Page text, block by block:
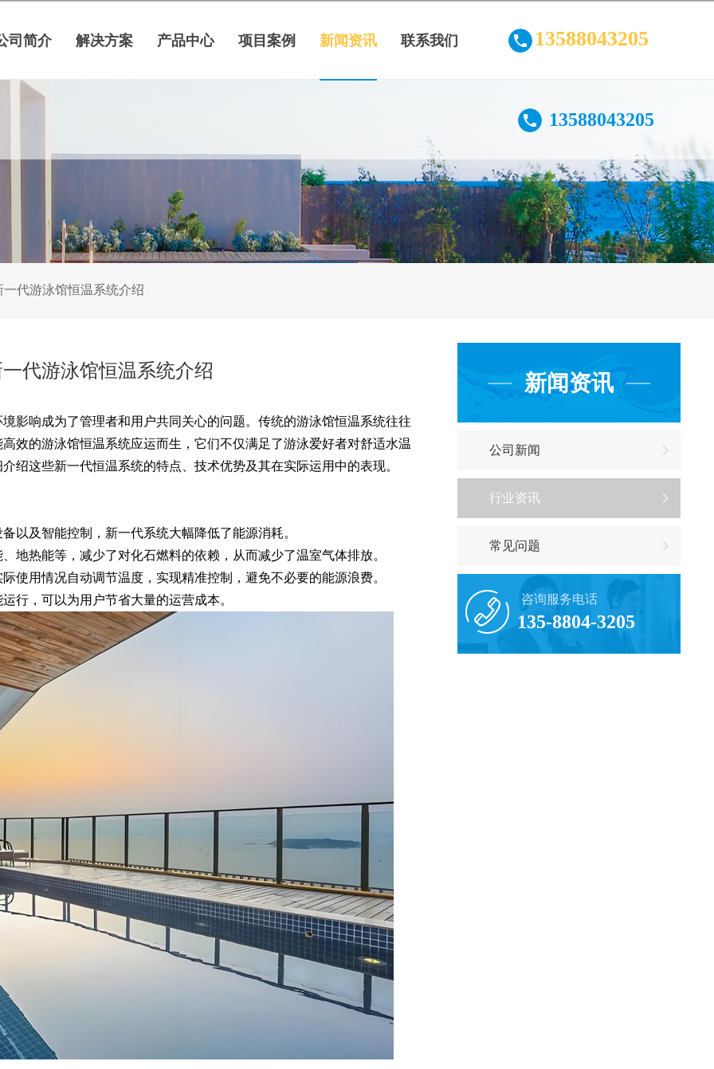
13588043205
司简介 解决方案 产品中心 项目案例 新闻资讯 联系我们
13588043205
代游泳馆恒温系统介绍
新闻资讯
公司新闻
行业资讯
常见问题
咨询服务电话
135-8804-3205
代游泳馆恒温系统介绍
响成为了管理者和用户共同关心的问题。传统的游泳馆恒温系统往往
效的游泳馆恒温系统应运而生，它们不仅满足了游泳爱好者对舒适水温
绍这些新一代恒温系统的特点、技术优势及其在实际运用中的表现。
及智能控制，新一代系统大幅降低了能源消耗。
热能等，减少了对化石燃料的依赖，从而减少了温室气体排放。
用情况自动调节温度，实现精准控制，避免不必要的能源浪费。
，可以为用户节省大量的运营成本。